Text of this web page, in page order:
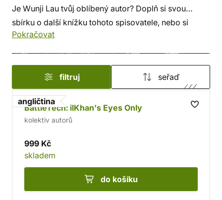
Je Wunji Lau tvůj oblíbený autor? Doplň si svou
sbírku o další knížku tohoto spisovatele, nebo si
prohlédninejnovější knihy
U nás si vybereš z méně známých i z těch proslulých.
✔️ Nabízíme levnou dopravu, rychlé dodání
a bezpečný nákup!
Pokračovat
filtruj seřaď
angličtina
BattleTech: ilKhan's Eyes Only
kolektiv autorů
999 Kč
skladem
do košíku